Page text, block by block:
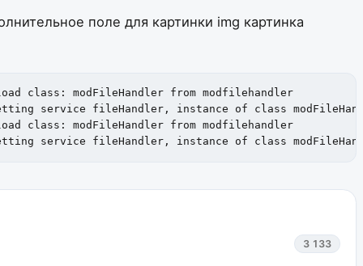
поле для картинки img картинка
class: modFileHandler from modfilehandler
getting service fileHandler, instance of class
class: modFileHandler from modfilehandler
getting service fileHandler, instance of class
3 133